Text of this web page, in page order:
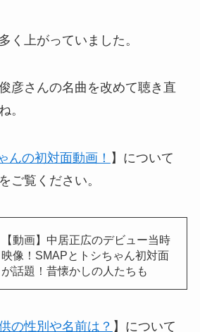
く上がっていました。
彦さんの名曲を改めて聴き直
。
んの初対面動画！ 】について
ご覧ください。
【動画】中居正広のデビュー当時
映像！SMAPとトシちゃん初対面
が話題！昔懐かしの人たちも
の性別や名前は？ 】について